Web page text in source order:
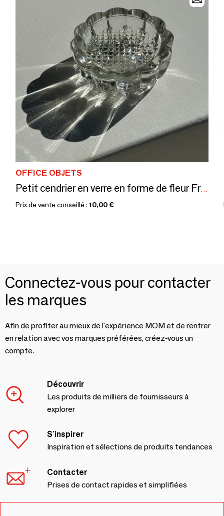
OFFICE OBJETS
Petit cendrier en verre en forme de fleur France Reims Marque MO
Prix de vente conseillé : 10,00 €
Connectez-vous pour contacter
les marques
Afin de profiter au mieux de l'expérience MOM et de rentrer
en relation avec vos marques préférées, créez-vous un
compte.
Découvrir
Les produits de milliers de fournisseurs à
explorer
S'inspirer
Inspiration et sélections de produits tendances
Contacter
Prises de contact rapides et simplifiées